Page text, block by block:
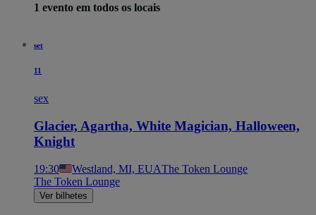
1 evento em todos os locais
set
11
sex
Glacier, Agartha, White Magician, Halloween,
Knight
19:30 Westland, MI, EUAThe Token Lounge
The Token Lounge
Ver bilhetes